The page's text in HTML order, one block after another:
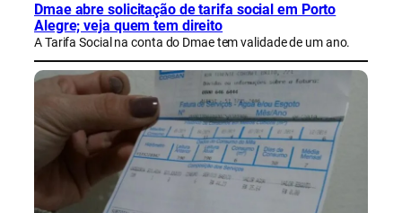
Dmae abre solicitação de tarifa social em Porto
Alegre; veja quem tem direito
A Tarifa Social na conta do Dmae tem validade de um ano.